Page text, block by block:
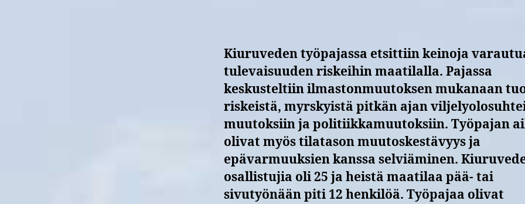
Kiuruveden työpajassa etsittiin keinoja
tulevaisuuden riskeihin maatilalla. Pajassa
keskusteltiin ilmastonmuutoksen mukanaan
riskeistä, myrskyistä pitkän ajan
muutoksiin ja politiikkamuutoksiin. Työpajan
olivat myös tilatason muutoskestävyys ja
epävarmuuksien kanssa selviäminen.
osallistujia oli 25 ja heistä maatilaa pää- tai
sivutyönään piti 12 henkilöä. Työpajaa olivat